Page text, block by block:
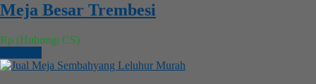
Meja Besar Trembesi
Rp (Hubungi CS)